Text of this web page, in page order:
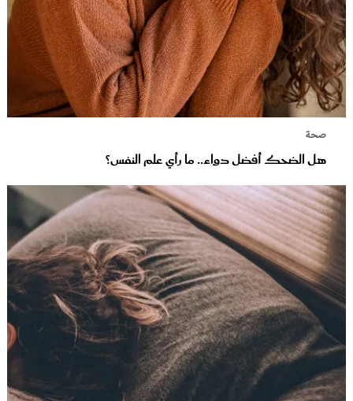
صحة
هل الضحك أفضل دواء.. ما رأي علم النفس؟